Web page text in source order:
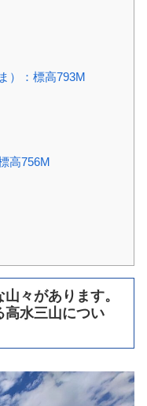
）：標高793M
高756M
々があります。
高水三山につい